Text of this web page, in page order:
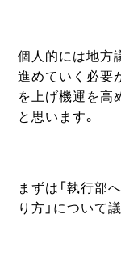
個人的には地方
進めていく必要
を上げ機運を高
と思います。
まずは「執行部
り方」について